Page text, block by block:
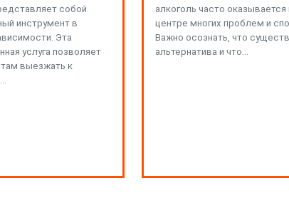
собой
инструмент в
Эта
услуга позволяет
выезжать к
алкоголь часто оказывается
центре многих проблем и
Важно осознать, что
альтернатива и что…